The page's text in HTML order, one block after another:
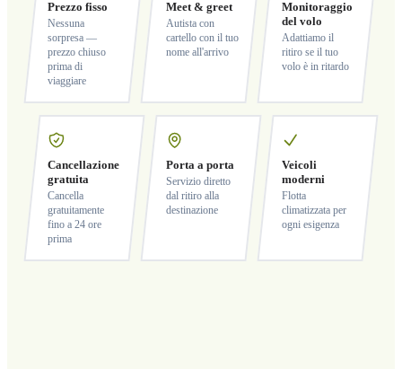
Prezzo fisso
Nessuna
sorpresa —
prezzo chiuso
prima di
viaggiare
Meet & greet
Autista con
cartello con il tuo
nome all'arrivo
Monitoraggio
del volo
Adattiamo il
ritiro se il tuo
volo è in ritardo
Cancellazione
gratuita
Cancella
gratuitamente
fino a 24 ore
prima
Porta a porta
Servizio diretto
dal ritiro alla
destinazione
Veicoli
moderni
Flotta
climatizzata per
ogni esigenza